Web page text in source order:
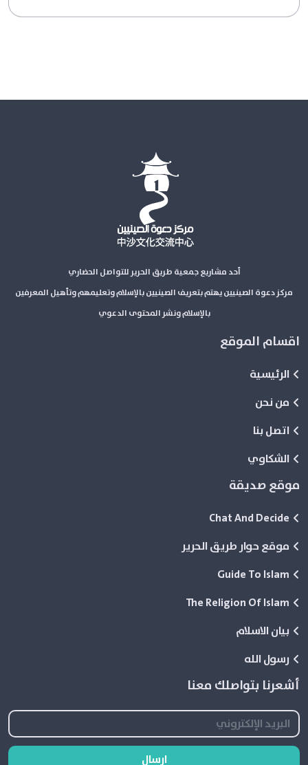
أحد مشاريع جمعية طريق الحرير للتواصل الحضاري
مركز دعوة الصينيين يهتم بتعريف الصينيين بالإسلام وتعليمهم وتأهيل المعرفين
بالإسلام ونشر المحتوى الدعوي
اقسام الموقع
الرئيسية
من نحن
اتصل بنا
الشكاوي
موقع صديقة
Chat And Decide
موقع حوار طريق الحرير
Guide To Islam
The Religion Of Islam
بيان الاسلام
رسول الله
أشعرنا بتواصلك معنا
ارسال